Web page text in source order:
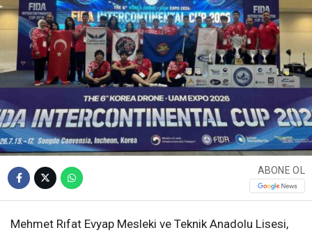
ABONE OL
Mehmet Rıfat Evyap Mesleki ve Teknik Anadolu Lisesi,